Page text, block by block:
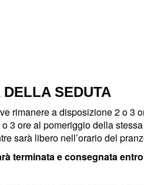
DELLA SEDUTA
rimanere a disposizione 2 o 3
3 ore al pomeriggio della stessa
sarà libero nell’orario del
terminata e consegnata entro